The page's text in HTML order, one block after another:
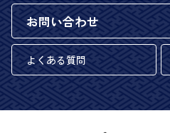
お問い合わせ
よくある質問